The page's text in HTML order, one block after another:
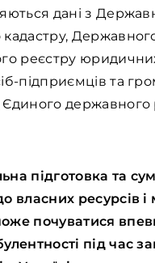
дані з
реєстру
підприємців та
державного
підготовка та
власних ресурсів
почуватися
під час